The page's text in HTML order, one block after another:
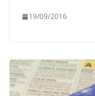
19/09/2016